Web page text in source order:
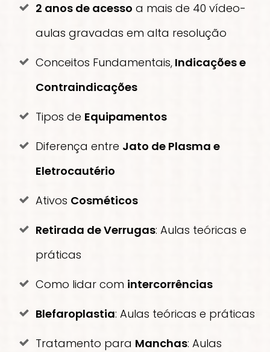
2 anos de acesso a mais de 40 vídeo-
aulas gravadas em alta resolução
Conceitos Fundamentais, Indicações e
Contraindicações
Tipos de Equipamentos
Diferença entre Jato de Plasma e
Eletrocautério
Ativos Cosméticos
Retirada de Verrugas: Aulas teóricas e
práticas
Como lidar com intercorrências
Blefaroplastia: Aulas teóricas e práticas
Tratamento para Manchas: Aulas